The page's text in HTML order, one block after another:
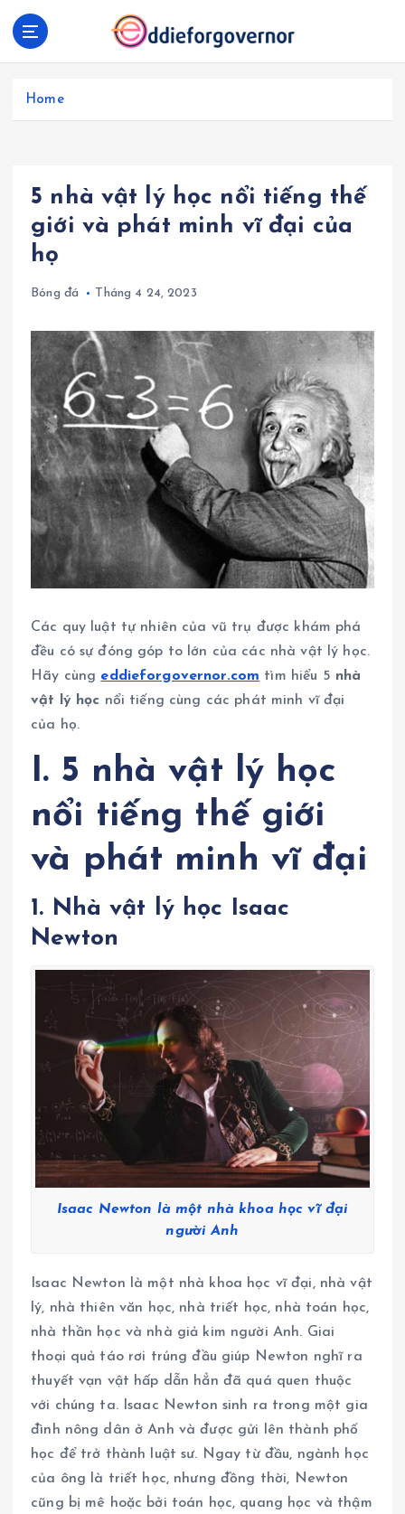
Home
5 nhà vật lý học nổi tiếng thế
giới và phát minh vĩ đại của
họ
Bóng đá Tháng 4 24, 2023
Các quy luật tự nhiên của vũ trụ được khám phá
đều có sự đóng góp to lớn của các nhà vật lý học.
Hãy cùng eddieforgovernor.com tìm hiểu 5 nhà
vật lý học nổi tiếng cùng các phát minh vĩ đại
của họ.
I. 5 nhà vật lý học
nổi tiếng thế giới
và phát minh vĩ đại
1. Nhà vật lý học Isaac
Newton
Isaac Newton là một nhà khoa học vĩ đại
người Anh
Isaac Newton là một nhà khoa học vĩ đại, nhà vật
lý, nhà thiên văn học, nhà triết học, nhà toán học,
nhà thần học và nhà giả kim người Anh. Giai
thoại quả táo rơi trúng đầu giúp Newton nghĩ ra
thuyết vạn vật hấp dẫn hẳn đã quá quen thuộc
với chúng ta. Isaac Newton sinh ra trong một gia
đình nông dân ở Anh và được gửi lên thành phố
học để trở thành luật sư. Ngay từ đầu, ngành học
của ông là triết học, nhưng đồng thời, Newton
cũng bị mê hoặc bởi toán học, quang học và thậm